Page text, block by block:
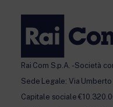
Rai Com S.p.A. - Società
Sede Legale: Via
Capitale sociale